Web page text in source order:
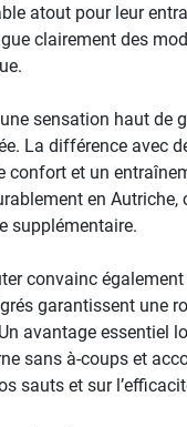
atout pour leur
clairement des
sensation haut de
La différence avec
confort et un
en
supplémentaire.
convainc
garantissent une
avantage essentiel
sans à-coups et
sauts et sur